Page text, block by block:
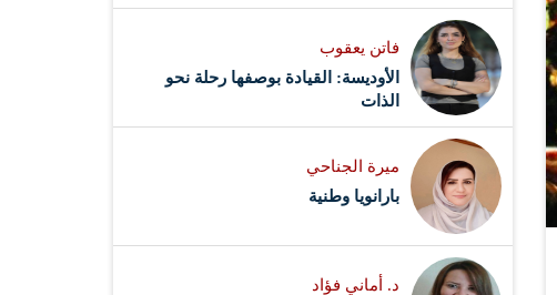
فاتن يعقوب
الأوديسة: القيادة بوصفها رحلة نحو
الذات
ميرة الجناحي
بارانويا وطنية
د. أماني فؤاد